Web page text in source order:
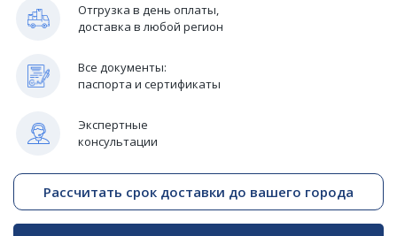
Отгрузка в день оплаты,
доставка в любой регион
Все документы:
паспорта и сертификаты
Экспертные
консультации
Рассчитать срок доставки до вашего города